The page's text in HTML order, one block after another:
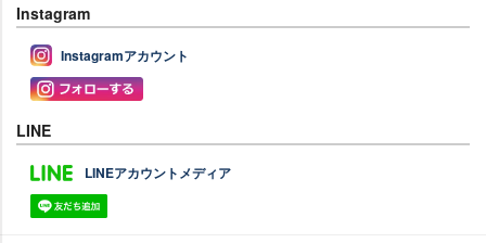
Instagram
Instagramアカウント
LINE
LINEアカウントメディア